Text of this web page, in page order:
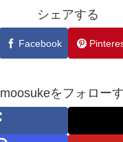
シェアする
Facebook
moosukeをフォロー